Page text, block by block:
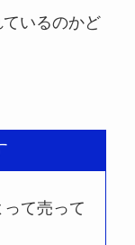
いるのかど
て売って